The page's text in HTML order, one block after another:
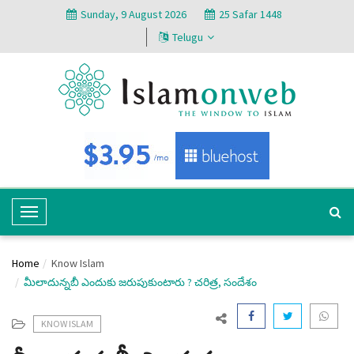
Sunday, 9 August 2026
25 Safar 1448
Telugu
T
o
g
l
e
N
Home
Know Islam
మీలాదున్నబీ ఎందుకు జరుపుకుంటారు ? చరిత్ర, సందేశం
KNOW ISLAM